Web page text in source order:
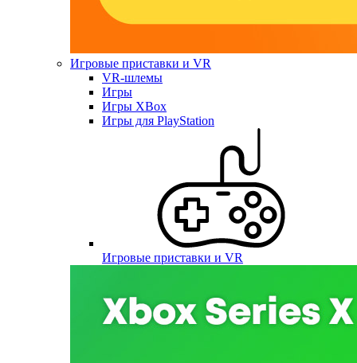
Игровые приставки и VR
VR-шлемы
Игры
Игры XBox
Игры для PlayStation
Игровые приставки и VR